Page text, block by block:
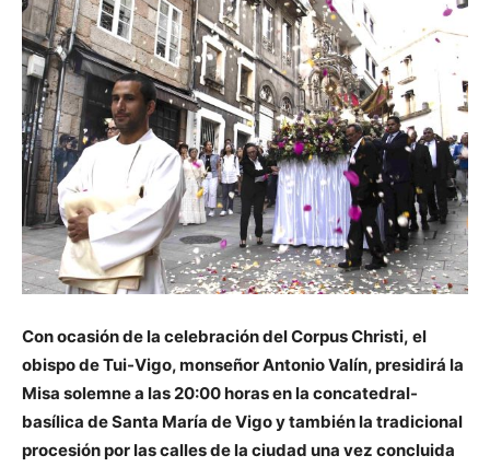
Con ocasión de la celebración del Corpus Christi, el
obispo de Tui-Vigo, monseñor Antonio Valín, presidirá la
Misa solemne a las 20:00 horas en la concatedral-
basílica de Santa María de Vigo y también la tradicional
procesión por las calles de la ciudad una vez concluida